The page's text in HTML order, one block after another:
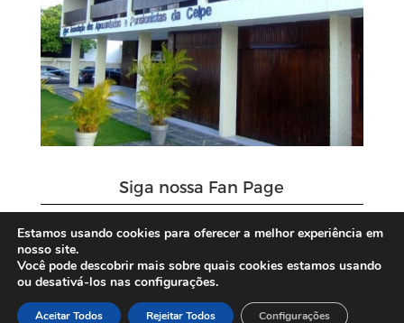
Siga nossa Fan Page
Estamos usando cookies para oferecer a melhor experiência em
nosso site.
Você pode descobrir mais sobre quais cookies estamos usando
ou desativá-los nas configurações.
Aceitar Todos Rejeitar Todos Configurações